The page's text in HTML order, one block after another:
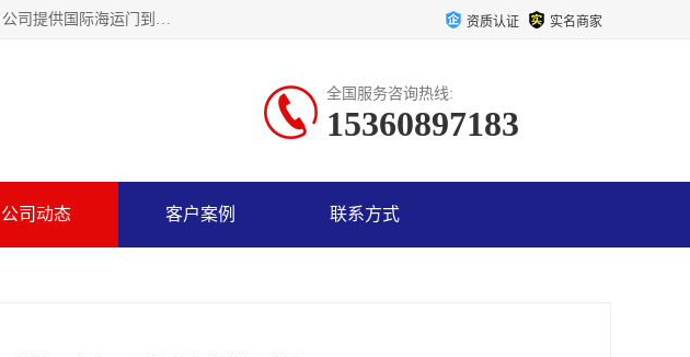
广州乐风国际货运代理有限公司主要从事：义乌新加坡物流、广州到菲律宾拼箱、义乌新加坡海运专线；公司提供国际海运门到门一条龙服务，目前开通的国际海运线路有：澳大利亚国际海运双清到门、美国国际海运双清到门、加拿大国际海运双清到门、新西兰国际海运双清到门等等。以上线路，客户的无论是发小散货拼箱或者包柜发运，我们均可以提供一条龙到门服务，乐风公司有着8年的国际货运到门经验。 资质认证 实名商家
全国服务咨询热线:
15360897183
公司动态 客户案例 联系方式